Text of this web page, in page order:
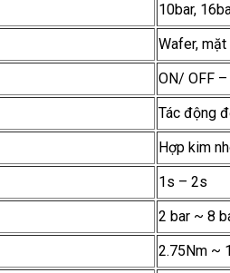
10bar,
Wafer, mặt
ON/ OFF –
Tác động
Hợp kim
1s – 2s
2 bar ~ 8
2.75Nm ~